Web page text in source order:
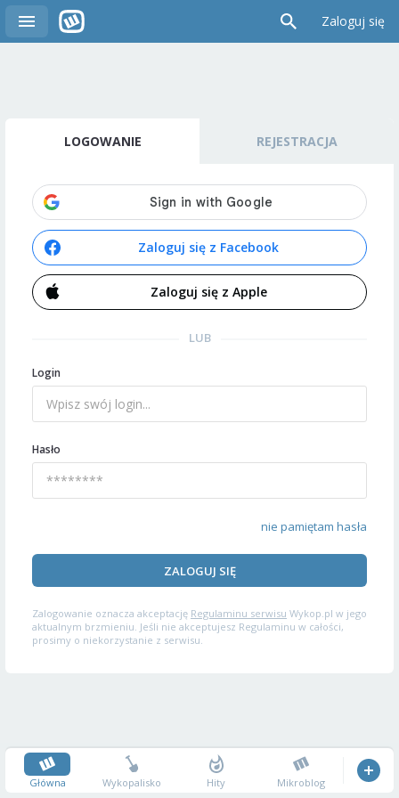
Zaloguj się
LOGOWANIE REJESTRACJA
Zaloguj się z Facebook
Zaloguj się z Apple
LUB
Login
Hasło
nie pamiętam hasła
ZALOGUJ SIĘ
Zalogowanie oznacza akceptację Regulaminu serwisu Wykop.pl w jego
aktualnym brzmieniu. Jeśli nie akceptujesz Regulaminu w całości,
prosimy o niekorzystanie z serwisu.
Główna Wykopalisko Hity Mikroblog